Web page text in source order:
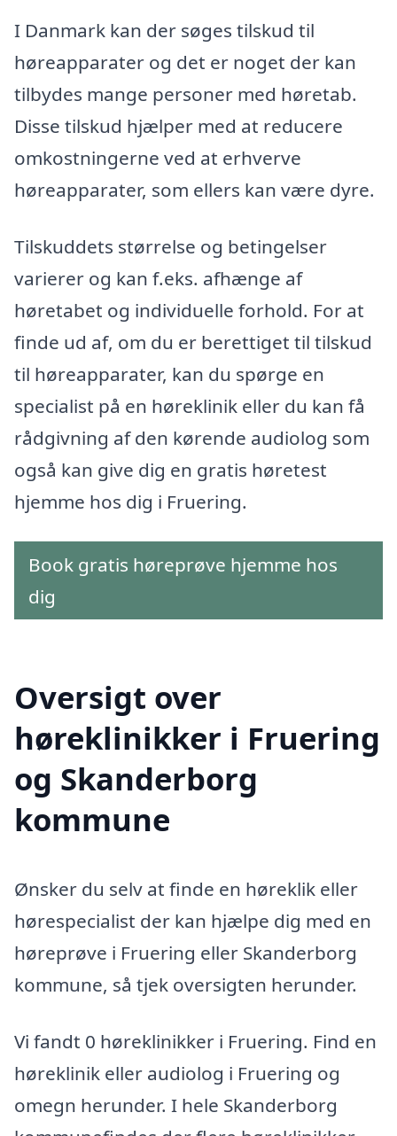
I Danmark kan der søges tilskud til
høreapparater og det er noget der kan
tilbydes mange personer med høretab.
Disse tilskud hjælper med at reducere
omkostningerne ved at erhverve
høreapparater, som ellers kan være dyre.
Tilskuddets størrelse og betingelser
varierer og kan f.eks. afhænge af
høretabet og individuelle forhold. For at
finde ud af, om du er berettiget til tilskud
til høreapparater, kan du spørge en
specialist på en høreklinik eller du kan få
rådgivning af den kørende audiolog som
også kan give dig en gratis høretest
hjemme hos dig i Fruering.
Book gratis høreprøve hjemme hos
dig
Oversigt over
høreklinikker i Fruering
og Skanderborg
kommune
Ønsker du selv at finde en høreklik eller
hørespecialist der kan hjælpe dig med en
høreprøve i Fruering eller Skanderborg
kommune, så tjek oversigten herunder.
Vi fandt 0 høreklinikker i Fruering. Find en
høreklinik eller audiolog i Fruering og
omegn herunder. I hele Skanderborg